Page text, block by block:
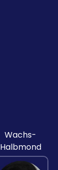
Wachs-
Halbmond